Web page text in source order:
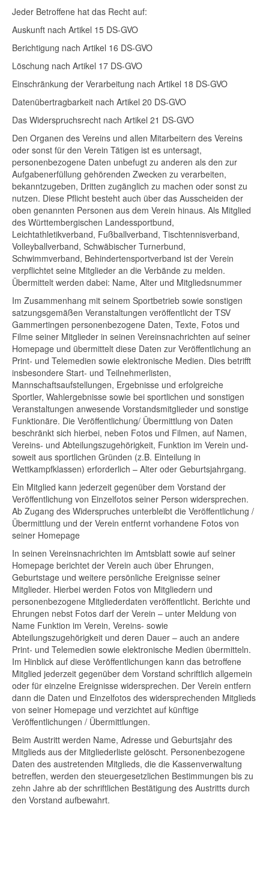
Jeder Betroffene hat das Recht auf:
Auskunft nach Artikel 15 DS-GVO
Berichtigung nach Artikel 16 DS-GVO
Löschung nach Artikel 17 DS-GVO
Einschränkung der Verarbeitung nach Artikel 18 DS-GVO
Datenübertragbarkeit nach Artikel 20 DS-GVO
Das Widerspruchsrecht nach Artikel 21 DS-GVO
Den Organen des Vereins und allen Mitarbeitern des Vereins
oder sonst für den Verein Tätigen ist es untersagt,
personenbezogene Daten unbefugt zu anderen als den zur
Aufgabenerfüllung gehörenden Zwecken zu verarbeiten,
bekanntzugeben, Dritten zugänglich zu machen oder sonst zu
nutzen. Diese Pflicht besteht auch über das Ausscheiden der
oben genannten Personen aus dem Verein hinaus. Als Mitglied
des Württembergischen Landessportbund,
Leichtathletikverband, Fußballverband, Tischtennisverband,
Volleyballverband, Schwäbischer Turnerbund,
Schwimmverband, Behindertensportverband ist der Verein
verpflichtet seine Mitglieder an die Verbände zu melden.
Übermittelt werden dabei: Name, Alter und Mitgliedsnummer
Im Zusammenhang mit seinem Sportbetrieb sowie sonstigen
satzungsgemäßen Veranstaltungen veröffentlicht der TSV
Gammertingen personenbezogene Daten, Texte, Fotos und
Filme seiner Mitglieder in seinen Vereinsnachrichten auf seiner
Homepage und übermittelt diese Daten zur Veröffentlichung an
Print- und Telemedien sowie elektronische Medien. Dies betrifft
insbesondere Start- und Teilnehmerlisten,
Mannschaftsaufstellungen, Ergebnisse und erfolgreiche
Sportler, Wahlergebnisse sowie bei sportlichen und sonstigen
Veranstaltungen anwesende Vorstandsmitglieder und sonstige
Funktionäre. Die Veröffentlichung/ Übermittlung von Daten
beschränkt sich hierbei, neben Fotos und Filmen, auf Namen,
Vereins- und Abteilungszugehörigkeit, Funktion im Verein und-
soweit aus sportlichen Gründen (z.B. Einteilung in
Wettkampfklassen) erforderlich – Alter oder Geburtsjahrgang.
Ein Mitglied kann jederzeit gegenüber dem Vorstand der
Veröffentlichung von Einzelfotos seiner Person widersprechen.
Ab Zugang des Widerspruches unterbleibt die Veröffentlichung /
Übermittlung und der Verein entfernt vorhandene Fotos von
seiner Homepage
In seinen Vereinsnachrichten im Amtsblatt sowie auf seiner
Homepage berichtet der Verein auch über Ehrungen,
Geburtstage und weitere persönliche Ereignisse seiner
Mitglieder. Hierbei werden Fotos von Mitgliedern und
personenbezogene Mitgliederdaten veröffentlicht. Berichte und
Ehrungen nebst Fotos darf der Verein – unter Meldung von
Name Funktion im Verein, Vereins- sowie
Abteilungszugehörigkeit und deren Dauer – auch an andere
Print- und Telemedien sowie elektronische Medien übermitteln.
Im Hinblick auf diese Veröffentlichungen kann das betroffene
Mitglied jederzeit gegenüber dem Vorstand schriftlich allgemein
oder für einzelne Ereignisse widersprechen. Der Verein entfern
dann die Daten und Einzelfotos des widersprechenden Mitglieds
von seiner Homepage und verzichtet auf künftige
Veröffentlichungen / Übermittlungen.
Beim Austritt werden Name, Adresse und Geburtsjahr des
Mitglieds aus der Mitgliederliste gelöscht. Personenbezogene
Daten des austretenden Mitglieds, die die Kassenverwaltung
betreffen, werden den steuergesetzlichen Bestimmungen bis zu
zehn Jahre ab der schriftlichen Bestätigung des Austritts durch
den Vorstand aufbewahrt.